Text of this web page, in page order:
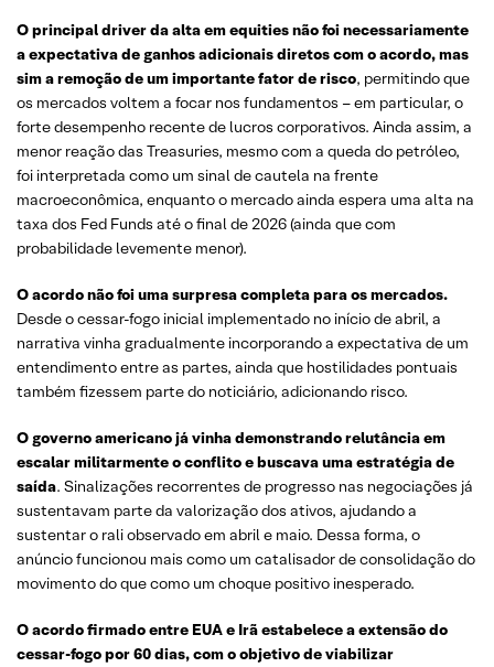
O principal driver da alta em equities não foi necessariamente
a expectativa de ganhos adicionais diretos com o acordo, mas
sim a remoção de um importante fator de risco, permitindo que
os mercados voltem a focar nos fundamentos – em particular, o
forte desempenho recente de lucros corporativos. Ainda assim, a
menor reação das Treasuries, mesmo com a queda do petróleo,
foi interpretada como um sinal de cautela na frente
macroeconômica, enquanto o mercado ainda espera uma alta na
taxa dos Fed Funds até o final de 2026 (ainda que com
probabilidade levemente menor).
O acordo não foi uma surpresa completa para os mercados.
Desde o cessar-fogo inicial implementado no início de abril, a
narrativa vinha gradualmente incorporando a expectativa de um
entendimento entre as partes, ainda que hostilidades pontuais
também fizessem parte do noticiário, adicionando risco.
O governo americano já vinha demonstrando relutância em
escalar militarmente o conflito e buscava uma estratégia de
saída. Sinalizações recorrentes de progresso nas negociações já
sustentavam parte da valorização dos ativos, ajudando a
sustentar o rali observado em abril e maio. Dessa forma, o
anúncio funcionou mais como um catalisador de consolidação do
movimento do que como um choque positivo inesperado.
O acordo firmado entre EUA e Irã estabelece a extensão do
cessar-fogo por 60 dias, com o objetivo de viabilizar